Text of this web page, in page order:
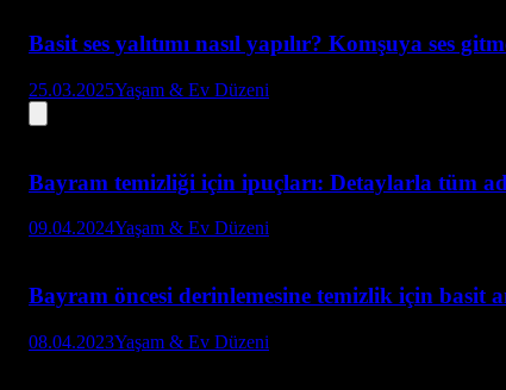
Basit ses yalıtımı nasıl yapılır? Komşuya ses
25.03.2025Yaşam & Ev Düzeni
Bayram temizliği için ipuçları: Detaylarla tüm
09.04.2024Yaşam & Ev Düzeni
Bayram öncesi derinlemesine temizlik için basit
08.04.2023Yaşam & Ev Düzeni